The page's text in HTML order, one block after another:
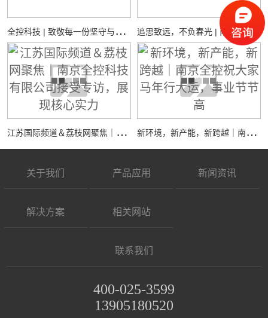
全
控科技 | 致敬每一份坚守与热爱 追
思致远，不负春光 | 南京全控祝您：清明安康
江
苏国际频道＆荔枝网聚焦｜南京全控科技有限公司接受专访，展现核心实力 新
环境，新产能，新跨越｜南京全控祝大家马年行大运，事业节节高
关于我们 产品应用 新闻资讯
解决方案 相关网站
联系我们
400-025-3599
13905180520